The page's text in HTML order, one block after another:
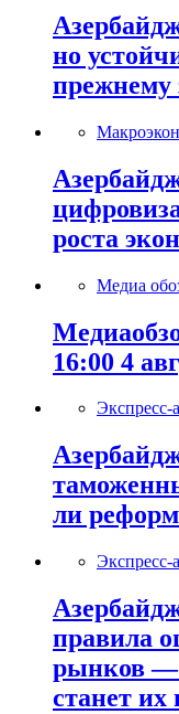
но
прежнему
роста
Медиа
16:00 4
Экспресс-
ли
Экспресс-
правила
рынков —
станет их